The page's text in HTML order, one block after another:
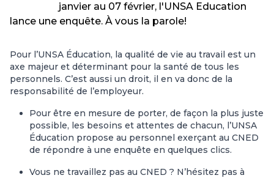
janvier au 07 février, l'UNSA Education
lance une enquête. À vous la parole!
Pour l’UNSA Éducation, la qualité de vie au travail est un
axe majeur et déterminant pour la santé de tous les
personnels. C’est aussi un droit, il en va donc de la
responsabilité de l’employeur.
Pour être en mesure de porter, de façon la plus juste
possible, les besoins et attentes de chacun, l’UNSA
Éducation propose au personnel exerçant au CNED
de répondre à une enquête en quelques clics.
Vous ne travaillez pas au CNED ? N’hésitez pas à